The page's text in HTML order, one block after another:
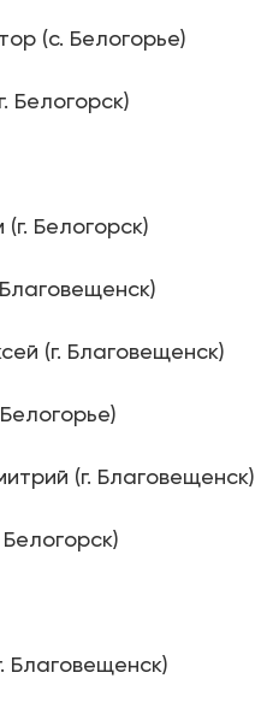
(с. Белогорье)
Белогорск)
Белогорск)
(г. Благовещенск)
(г. Благовещенск)
Благовещенск)